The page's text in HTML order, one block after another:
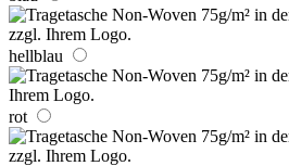
hellblau
rot